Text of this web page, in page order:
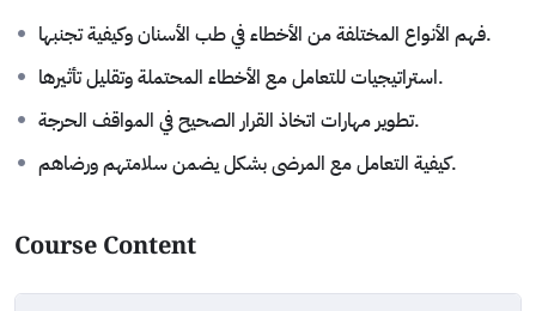
فهم الأنواع المختلفة من الأخطاء في طب الأسنان وكيفية تجنبها.
استراتيجيات للتعامل مع الأخطاء المحتملة وتقليل تأثيرها.
تطوير مهارات اتخاذ القرار الصحيح في المواقف الحرجة.
كيفية التعامل مع المرضى بشكل يضمن سلامتهم ورضاهم.
Course Content